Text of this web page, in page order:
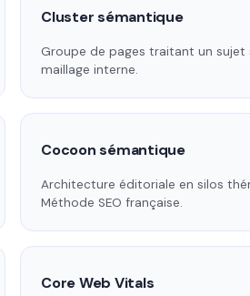
Cluster sémantique
Groupe de pages traitant un sujet
maillage interne.
Cocoon sémantique
Architecture éditoriale en silos
Méthode SEO française.
Core Web Vitals